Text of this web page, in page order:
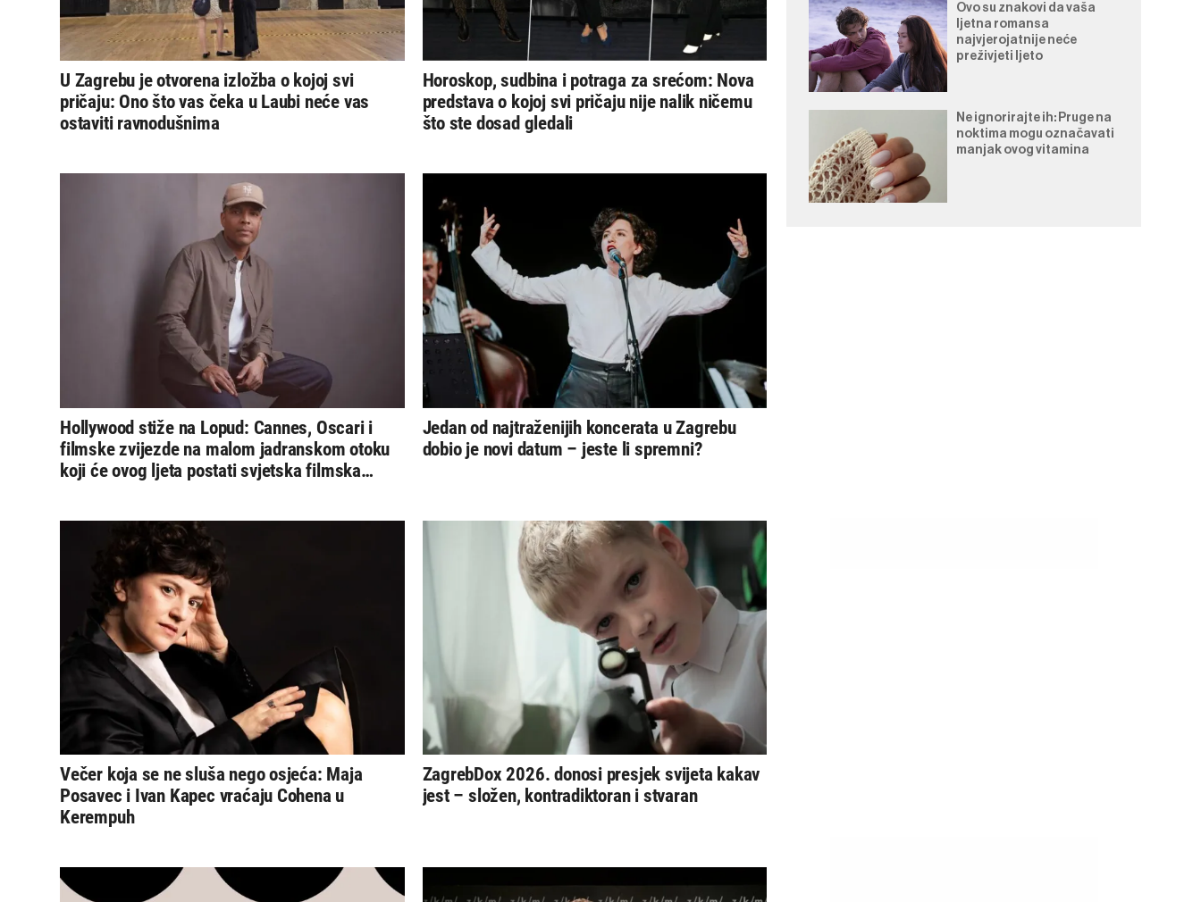
U Zagrebu je otvorena izložba o kojoj svi
pričaju: Ono što vas čeka u Laubi neće vas
ostaviti ravnodušnima
Horoskop, sudbina i potraga za srećom: Nova
predstava o kojoj svi pričaju nije nalik ničemu
što ste dosad gledali
Hollywood stiže na Lopud: Cannes, Oscari i
filmske zvijezde na malom jadranskom otoku
koji će ovog ljeta postati svjetska filmska
Jedan od najtraženijih koncerata u Zagrebu
dobio je novi datum – jeste li spremni?
Večer koja se ne sluša nego osjeća: Maja
Posavec i Ivan Kapec vraćaju Cohena u
Kerempuh
ZagrebDox 2026. donosi presjek svijeta kakav
jest – složen, kontradiktoran i stvaran
Ovo su znakovi da vaša
ljetna romansa
najvjerojatnije neće
preživjeti ljeto
Ne ignorirajte ih: Pruge na
noktima mogu označavati
manjak ovog vitamina